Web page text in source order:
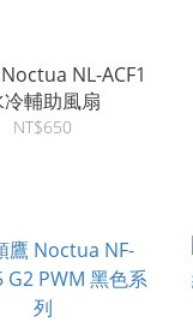
NL-ACF1
冷輔助風扇
NT$650